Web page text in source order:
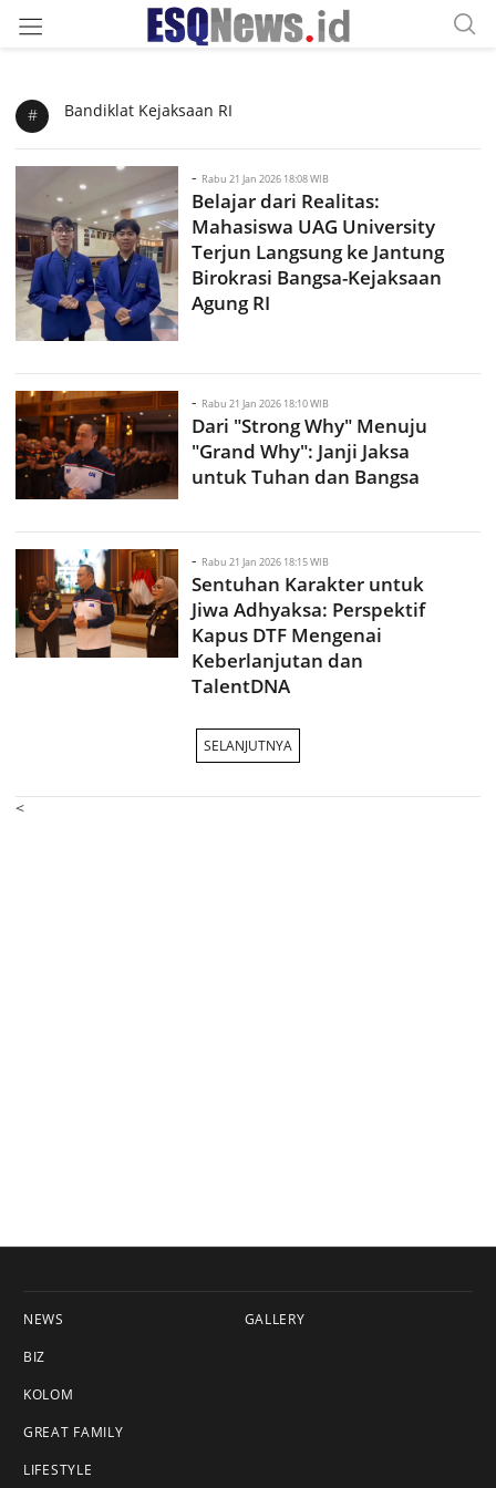
# Bandiklat Kejaksaan RI
- Rabu 21 Jan 2026 18:08 WIB
Belajar dari Realitas:
Mahasiswa UAG University
Terjun Langsung ke Jantung
Birokrasi Bangsa-Kejaksaan
Agung RI
- Rabu 21 Jan 2026 18:10 WIB
Dari "Strong Why" Menuju
"Grand Why": Janji Jaksa
untuk Tuhan dan Bangsa
- Rabu 21 Jan 2026 18:15 WIB
Sentuhan Karakter untuk
Jiwa Adhyaksa: Perspektif
Kapus DTF Mengenai
Keberlanjutan dan
TalentDNA
SELANJUTNYA
<
NEWS
BIZ
KOLOM
GREAT FAMILY
LIFESTYLE
GALLERY